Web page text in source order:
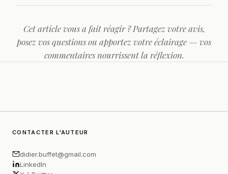
Cet article vous a fait réagir ? Partagez votre avis,
posez vos questions ou apportez votre éclairage — vos
commentaires nourrissent la réflexion.
CONTACTER L'AUTEUR
didier.buffet@gmail.com
LinkedIn